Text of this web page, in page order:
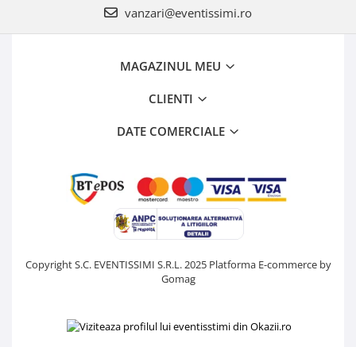
vanzari@eventissimi.ro
MAGAZINUL MEU
CLIENTI
DATE COMERCIALE
Copyright S.C. EVENTISSIMI S.R.L. 2025 Platforma E-commerce by
Gomag